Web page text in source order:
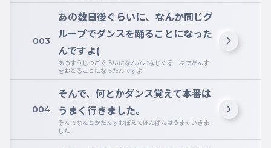
003
あの数日後ぐらいに、なんか同じグ
ループでダンスを踊ることになった
んですよ(
あのすうじつごぐらいになんかおなじぐるーぷでだんす
をおどることになったんですよ
004
そんで、何とかダンス覚えて本番は
うまく行きました。
そんでなんとかだんすおぼえてほんばんはうまくいきま
した